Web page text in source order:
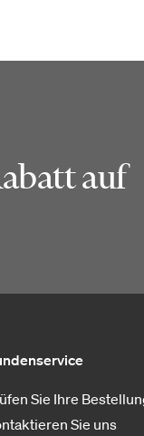
auf
Sie Ihre
Sie uns